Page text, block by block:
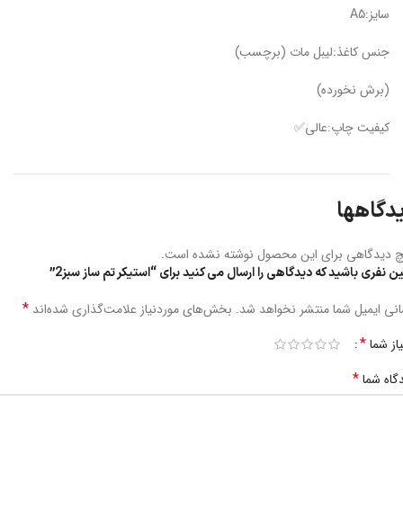
سایز:A5
جنس کاغذ:لیبل مات (برچسب)
(برش نخورده)
کیفیت چاپ:عالی✅
دیدگاهی برای این محصول نوشته نشده است.
نفری باشید که دیدگاهی را ارسال می کنید برای “استیکر تم ساز سبز2”
ایمیل شما منتشر نخواهد شد. بخش‌های موردنیاز علامت‌گذاری شده‌اند *
شما*
شما*